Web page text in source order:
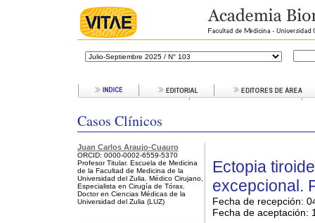
Casos Clínicos
Juan Carlos Araujo-Cuauro
ORCID: 0000-0002-6559-5370
Profesor Titular. Escuela de Medicina
de la Facultad de Medicina de la
Universidad del Zulia. Médico Cirujano,
Especialista en Cirugía de Tórax.
Doctor en Ciencias Médicas de la
Universidad del Zulia (LUZ)
Ectopia
excepcional.
Fecha de recepción:
Fecha de aceptación: